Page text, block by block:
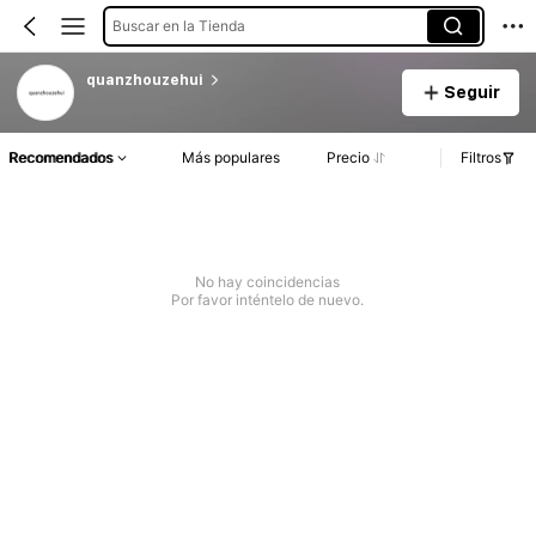
Buscar en la Tienda
quanzhouzehui
Seguir
Recomendados Más populares Precio Filtros
No hay coincidencias
Por favor inténtelo de nuevo.